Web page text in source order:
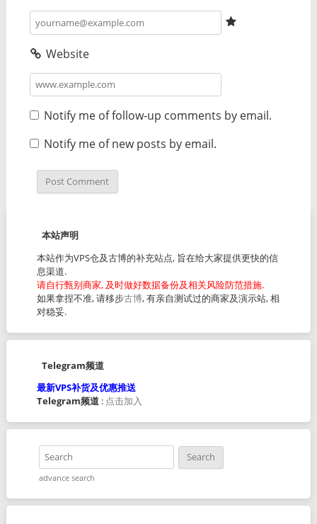
Website
Notify me of follow-up comments by email.
Notify me of new posts by email.
本站声明
本站作为VPS仓及古博的补充站点, 旨在给大家提供更快的信
息渠道.
请自行甄别商家, 及时做好数据备份及相关风险防范措施.
如果拿捏不准, 请移步古博, 有亲自测试过的商家及演示站, 相
对稳妥.
Telegram频道
最新VPS补货及优惠推送
Telegram频道: 点击加入
advance search